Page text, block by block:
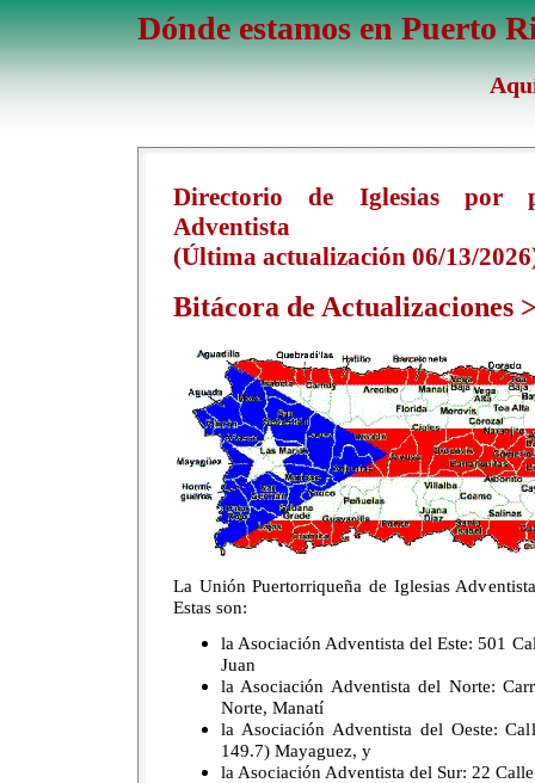
Dónde estamos en Puerto
Directorio de Iglesias por
Adventista
(Última actualización 06/13/
Bitácora de Actualizaciones
La Unión Puertorriqueña de Iglesias
Estas son:
la Asociación Adventista del Este: 501
Juan
la Asociación Adventista del Norte:
Norte, Manatí
la Asociación Adventista del Oeste:
149.7) Mayaguez, y
la Asociación Adventista del Sur: 22